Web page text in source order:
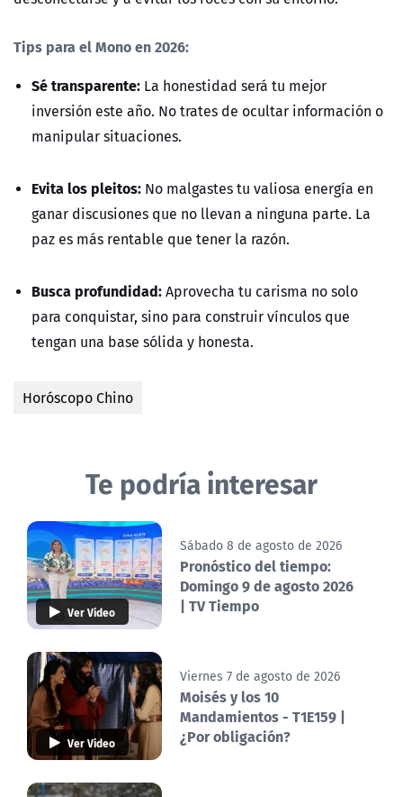
Tips para el Mono en 2026:
Sé transparente: La honestidad será tu mejor
inversión este año. No trates de ocultar información o
manipular situaciones.
Evita los pleitos: No malgastes tu valiosa energía en
ganar discusiones que no llevan a ninguna parte. La
paz es más rentable que tener la razón.
Busca profundidad:Aprovecha tu carisma no solo
para conquistar, sino para construir vínculos que
tengan una base sólida y honesta.
Horóscopo Chino
Te podría interesar
Ver Video
Sábado 8 de agosto de 2026
Pronóstico del tiempo:
Domingo 9 de agosto 2026
| TV Tiempo
Ver Video
Viernes 7 de agosto de 2026
Moisés y los 10
Mandamientos - T1E159 |
¿Por obligación?